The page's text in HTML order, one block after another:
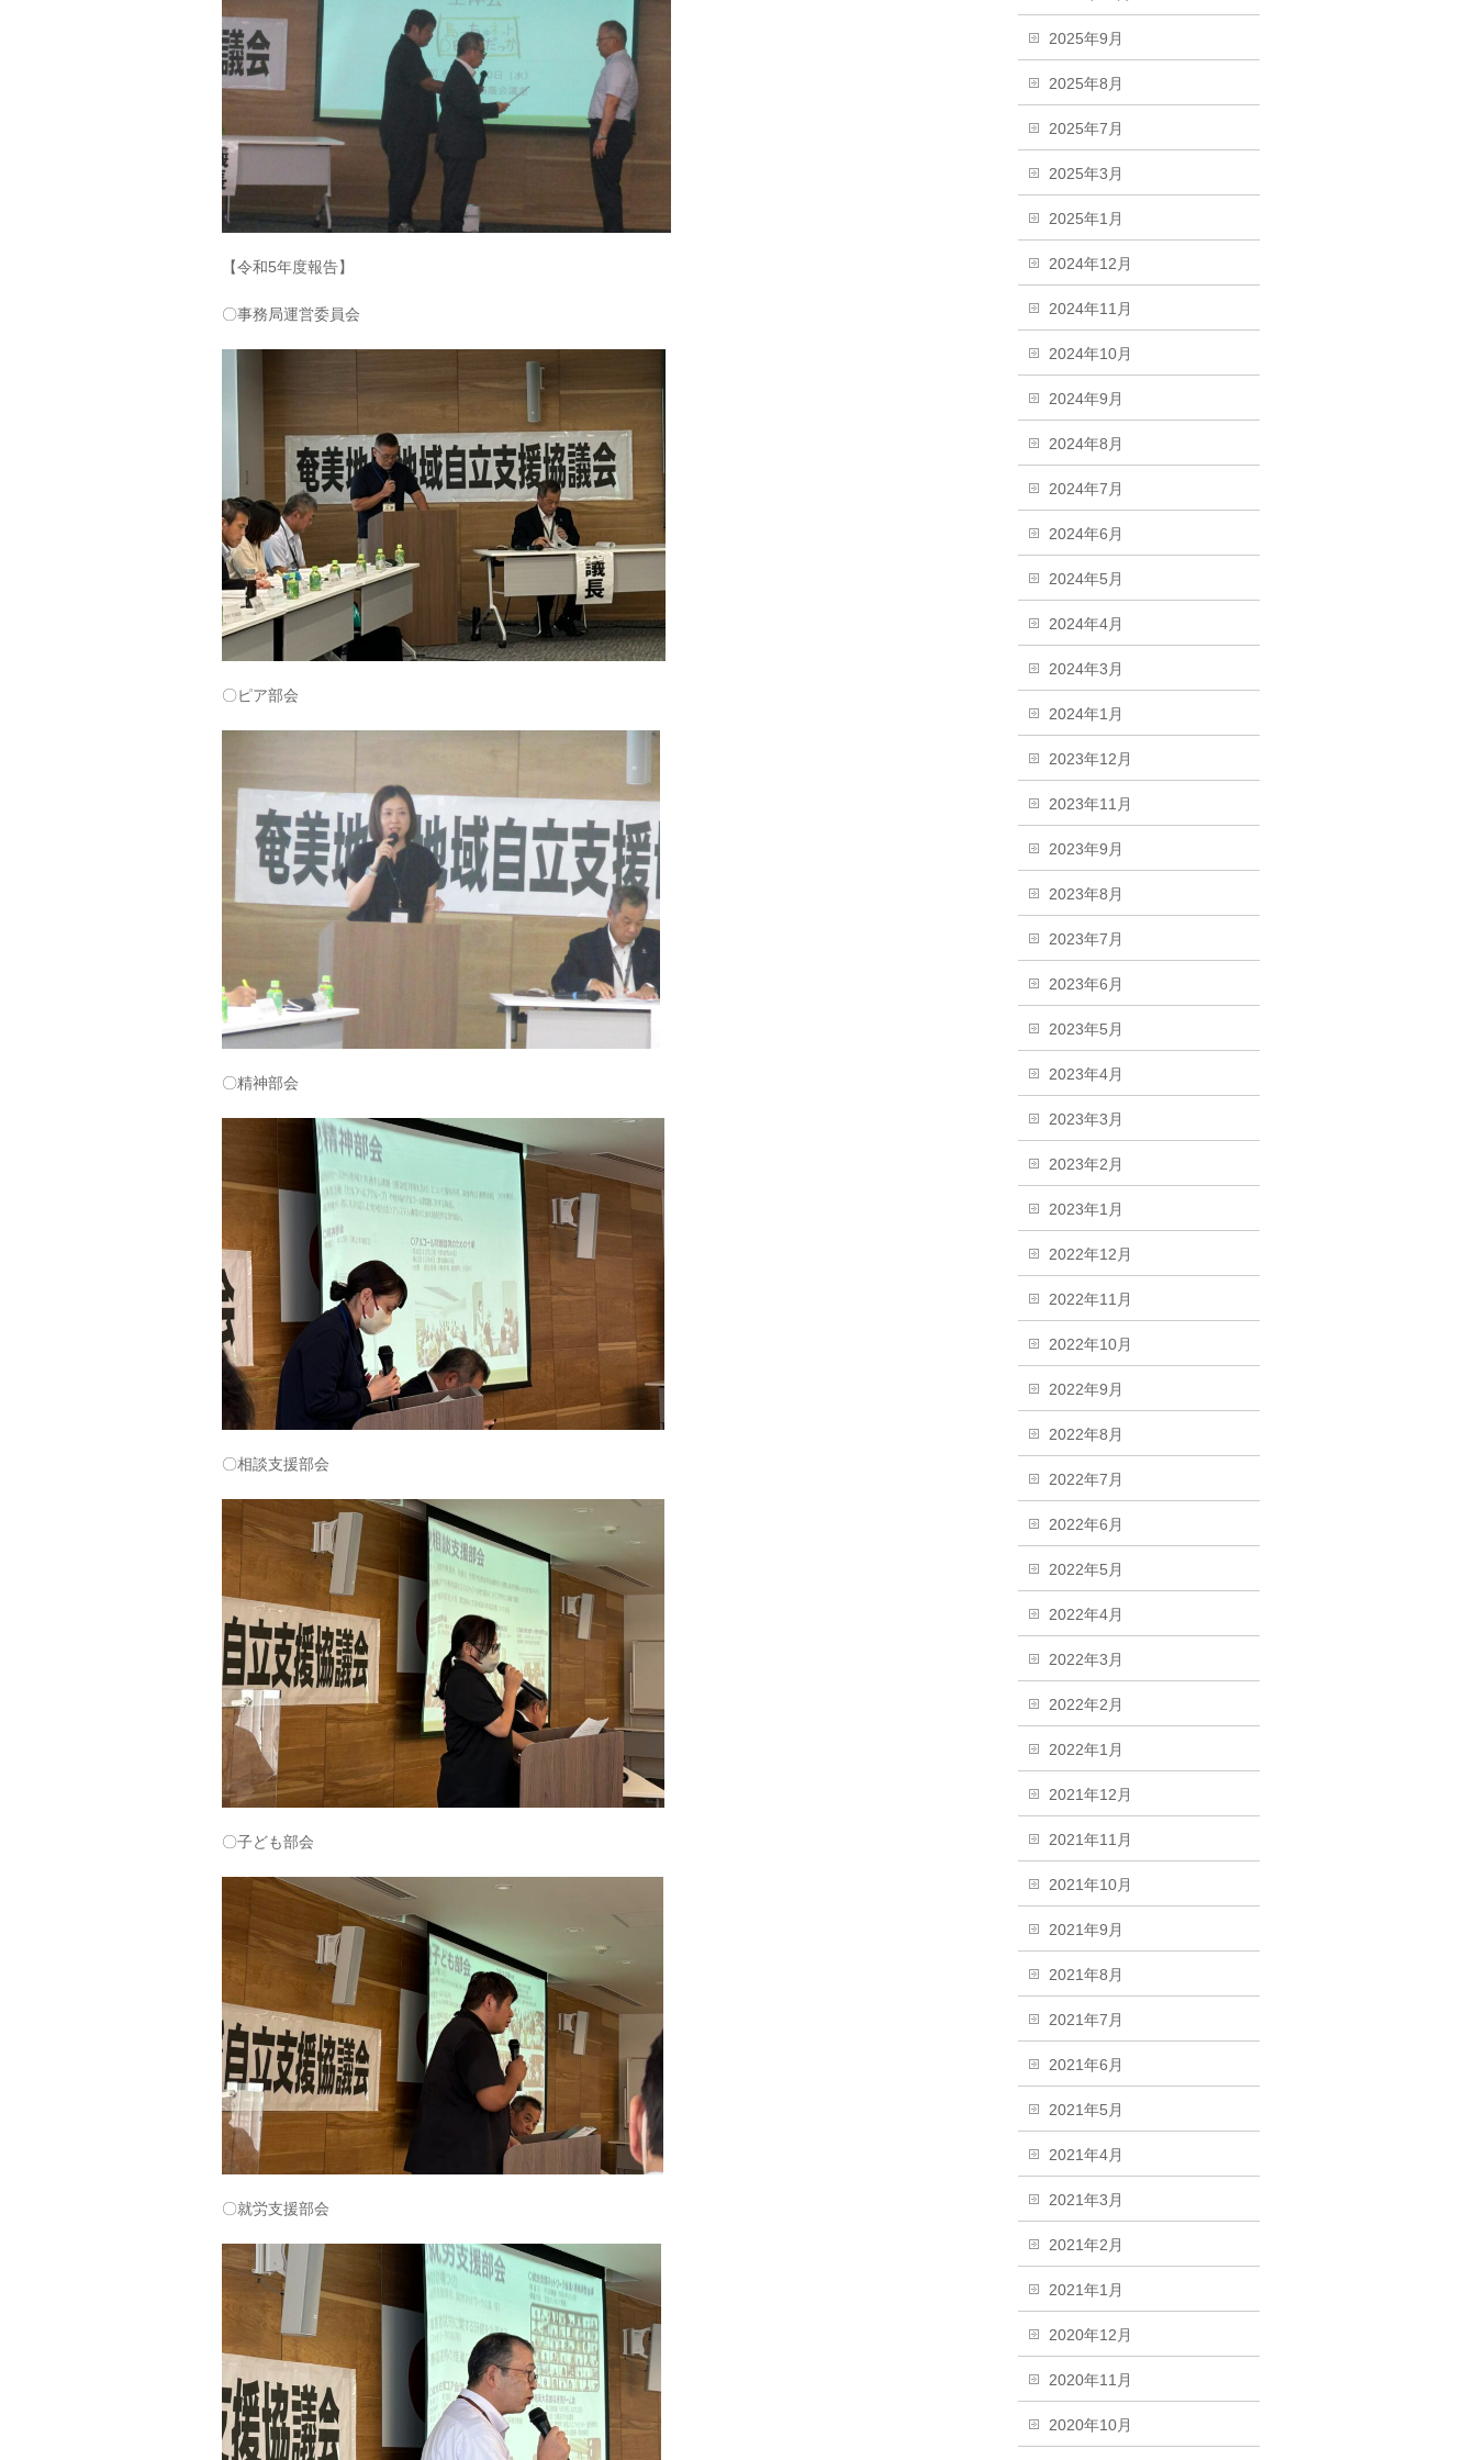
【令和5年度報告】
〇事務局運営委員会
〇ピア部会
〇精神部会
〇相談支援部会
〇子ども部会
〇就労支援部会
2025年9月
2025年8月
2025年7月
2025年3月
2025年1月
2024年12月
2024年11月
2024年10月
2024年9月
2024年8月
2024年7月
2024年6月
2024年5月
2024年4月
2024年3月
2024年1月
2023年12月
2023年11月
2023年9月
2023年8月
2023年7月
2023年6月
2023年5月
2023年4月
2023年3月
2023年2月
2023年1月
2022年12月
2022年11月
2022年10月
2022年9月
2022年8月
2022年7月
2022年6月
2022年5月
2022年4月
2022年3月
2022年2月
2022年1月
2021年12月
2021年11月
2021年10月
2021年9月
2021年8月
2021年7月
2021年6月
2021年5月
2021年4月
2021年3月
2021年2月
2021年1月
2020年12月
2020年11月
2020年10月